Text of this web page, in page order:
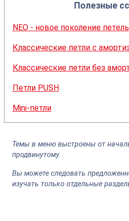
Полезные
NEO - новое поколение петель
Классические петли с
Классические петли без
Петли PUSH
Mini-петли
Темы в меню выстроены от
продвинутому.
Вы можете следовать
изучать только отдельные